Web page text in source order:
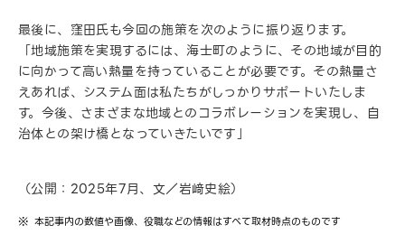
最後に、窪田氏も今回の施策を次のように振り返ります。
「地域施策を実現するには、海士町のように、その地域が目的
に向かって高い熱量を持っていることが必要です。その熱量さ
えあれば、システム面は私たちがしっかりサポートいたしま
す。今後、さまざまな地域とのコラボレーションを実現し、自
治体との架け橋となっていきたいです」
（公開：2025年7月、文／岩﨑史絵）
本記事内の数値や画像、役職などの情報はすべて取材時点のものです